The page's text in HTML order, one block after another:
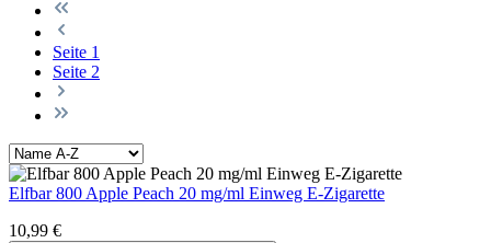
Seite 1
Seite 2
Elfbar 800 Apple Peach 20 mg/ml Einweg E-Zigarette
10,99 €